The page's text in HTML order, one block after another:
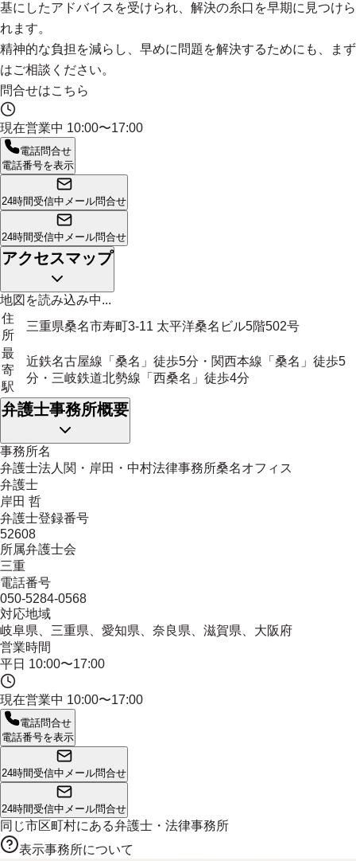
基にしたアドバイスを受けられ、解決の糸口を早期に見つけら
れます。
精神的な負担を減らし、早めに問題を解決するためにも、まず
はご相談ください。
問合せはこちら
現在営業中 10:00〜17:00
電話問合せ
電話番号を表示
24時間受信中 メール問合せ
24時間受信中 メール問合せ
アクセスマップ
地図を読み込み中...
住
所
三重県桑名市寿町3-11 太平洋桑名ビル5階502号
最
寄
駅
近鉄名古屋線「桑名」徒歩5分・関西本線「桑名」徒歩5
分・三岐鉄道北勢線「西桑名」徒歩4分
弁護士事務所概要
事務所名
弁護士法人関・岸田・中村法律事務所桑名オフィス
弁護士
岸田 哲
弁護士登録番号
52608
所属弁護士会
三重
電話番号
050-5284-0568
対応地域
岐阜県、三重県、愛知県、奈良県、滋賀県、大阪府
営業時間
平日 10:00〜17:00
現在営業中 10:00〜17:00
電話問合せ
電話番号を表示
24時間受信中 メール問合せ
24時間受信中 メール問合せ
同じ市区町村にある弁護士・法律事務所
表示事務所について